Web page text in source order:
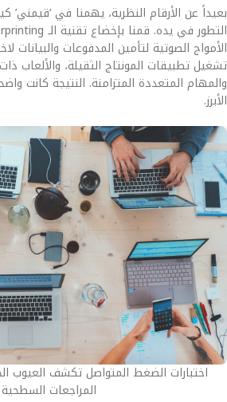
بعيداً عن الأرقام النظرية، يهمنا في
الأمواج الصوتية لتأمين المدفوعات
تشغيل تطبيقات المونتاج الثقيلة، والألعاب
والمهام المتعددة المتزامنة. النتيجة كانت
الأبرز.
اختبارات الضغط المتواصل تكشف العيوب
المراجعات السطحية